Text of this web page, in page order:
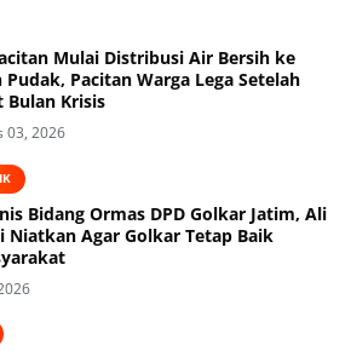
Mulai Distribusi Air Bersih ke
Pudak, Pacitan Warga Lega Setelah
Bulan Krisis
03, 2026
Bidang Ormas DPD Golkar Jatim, Ali
Niatkan Agar Golkar Tetap Baik